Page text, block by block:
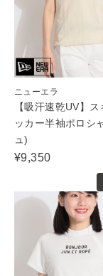
ニューエラ
【吸汗速乾UV】
ッカー半袖ポロシ
ュ)
¥9,350